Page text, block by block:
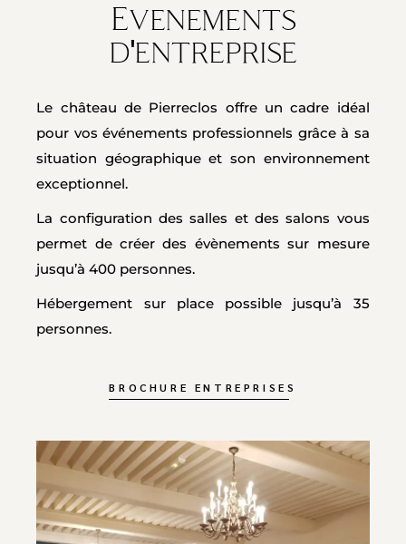
Evenements
d'entreprise
Le château de Pierreclos offre un cadre idéal
pour vos événements professionnels grâce à sa
situation géographique et son environnement
exceptionnel.
La configuration des salles et des salons vous
permet de créer des évènements sur mesure
jusqu’à 400 personnes.
Hébergement sur place possible jusqu’à 35
personnes.
BROCHURE ENTREPRISES